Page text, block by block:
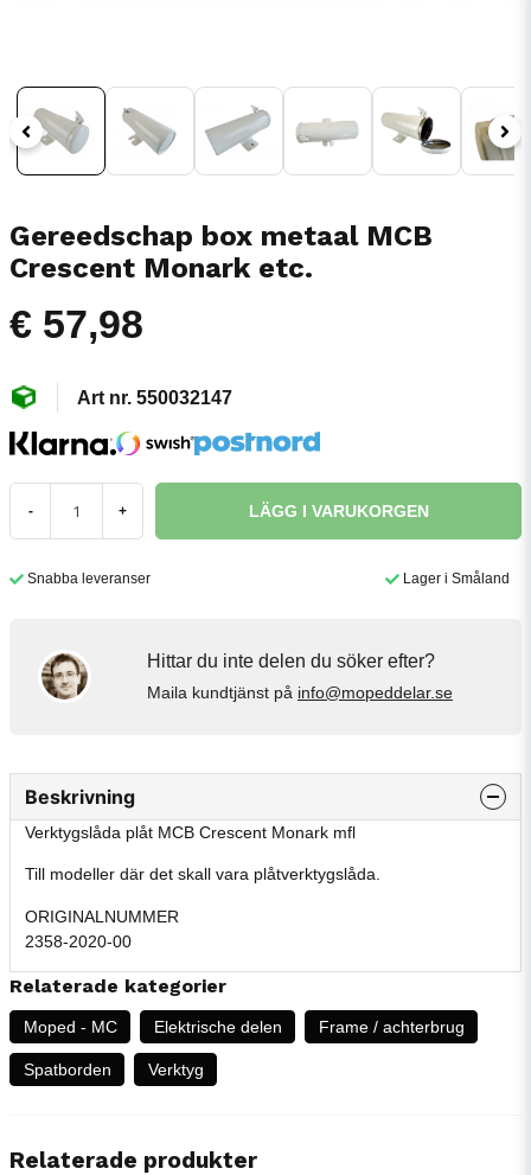
Gereedschap box metaal MCB
Crescent Monark etc.
€ 57,98
550032147
- + LÄGG I VARUKORGEN
Snabba leveranser Lager i Småland
Hittar du inte delen du söker efter?
Maila kundtjänst på info@mopeddelar.se
Beskrivning
Verktygslåda plåt MCB Crescent Monark mfl
Till modeller där det skall vara plåtverktygslåda.
ORIGINALNUMMER
2358-2020-00
Relaterade kategorier
Moped - MC Elektrische delen Frame / achterbrug
Spatborden Verktyg
Relaterade produkter